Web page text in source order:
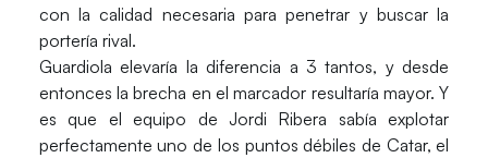
con la calidad necesaria para penetrar y buscar la
portería rival.
Guardiola elevaría la diferencia a 3 tantos, y desde
entonces la brecha en el marcador resultaría mayor. Y
es que el equipo de Jordi Ribera sabía explotar
perfectamente uno de los puntos débiles de Catar, el